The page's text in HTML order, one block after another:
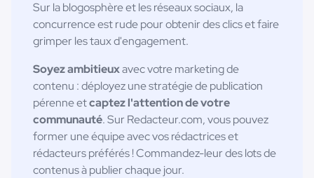
Sur la blogosphère et les réseaux sociaux, la
concurrence est rude pour obtenir des clics et faire
grimper les taux d'engagement.
Soyez ambitieuxavec votre marketing de
contenu : déployez une stratégie de publication
pérenne etcaptez l'attention de votre
communauté. Sur Redacteur.com, vous pouvez
former une équipe avec vos rédactrices et
rédacteurs préférés ! Commandez-leur des lots de
contenus à publier chaque jour.